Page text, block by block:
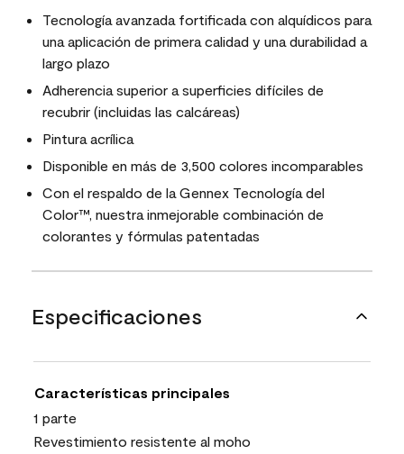
Tecnología avanzada fortificada con alquídicos para
una aplicación de primera calidad y una durabilidad a
largo plazo
Adherencia superior a superficies difíciles de
recubrir (incluidas las calcáreas)
Pintura acrílica
Disponible en más de 3,500 colores incomparables
Con el respaldo de la Gennex Tecnología del
Color™, nuestra inmejorable combinación de
colorantes y fórmulas patentadas
Especificaciones
Características principales
1 parte
Revestimiento resistente al moho